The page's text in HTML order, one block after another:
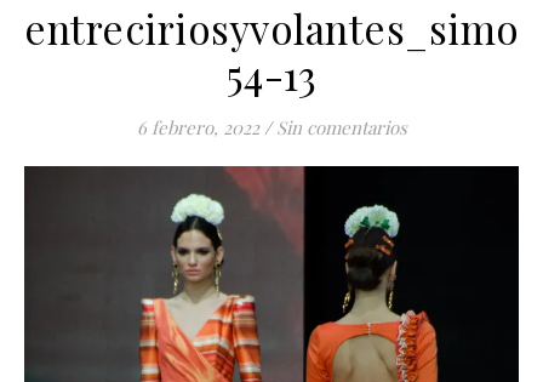
54-13
6 febrero, 2022 / Sin comentarios